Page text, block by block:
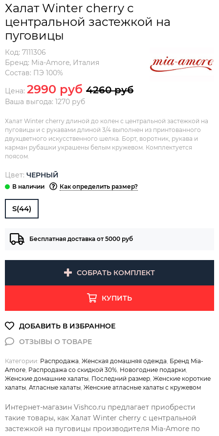
Халат Winter cherry с
центральной застежкой на
пуговицы
Код: 7111306
Бренд: Mia-Amore, Италия
Состав: ПЭ 100%
Цена: 2990 руб 4260 руб
Ваша выгода: 1270 руб
Халат Winter cherry длиной до колен с центральной застежкой на
пуговицы и с рукавами длиной 3/4 выполнен из принтованного
двухцветного искусственного шелка. Борт, воротник, рукава и
карман рубашки украшены белым кружевом. Комплектуется
поясом.
Цвет: ЧЕРНЫЙ
Как определить размер?
S(44)
Бесплатная доставка от 5000 руб
СОБРАТЬ КОМПЛЕКТ
КУПИТЬ
Категории: Распродажа Женская домашняя одежда Бренд Mia-
Amore Распродажа со скидкой 30% Новогодние подарки
Женские домашние халаты Последний размер Женские короткие
халаты Атласные халаты Женские атласные халаты с кружевом
Интернет-магазин Vishco.ru предлагает приобрести
такие товары, как Халат Winter cherry с центральной
застежкой на пуговицы производителя Mia-Amore по